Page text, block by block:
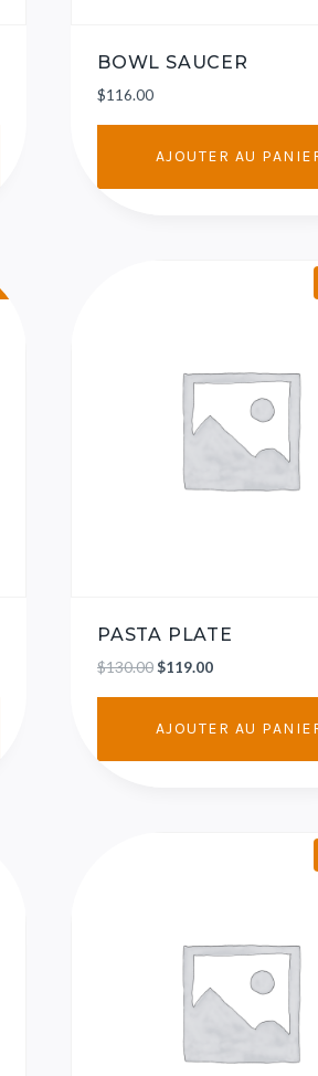
BOWL SAUCER
$116.00
AJOUTER AU
PASTA PLATE
$130.00$119.00
AJOUTER AU